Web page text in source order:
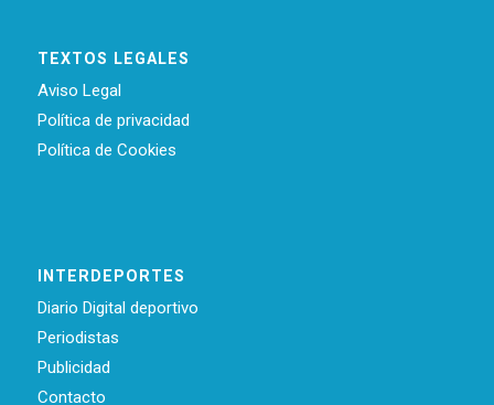
TEXTOS LEGALES
Aviso Legal
Política de privacidad
Política de Cookies
INTERDEPORTES
Diario Digital deportivo
Periodistas
Publicidad
Contacto